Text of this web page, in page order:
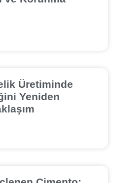
Üretiminde
Yeniden